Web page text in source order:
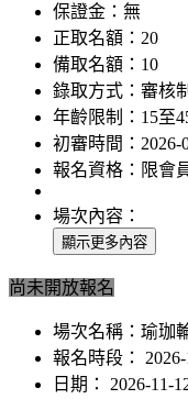
保證金： 無
正取名額： 20
備取名額： 10
錄取方式： 審核制
年齡限制： 15至
初審時間： 2026-
報名資格： 限會
場次內容：
尚未開放報名
場次名稱： 瑜珈
報名時段：
日期：
2026-11-